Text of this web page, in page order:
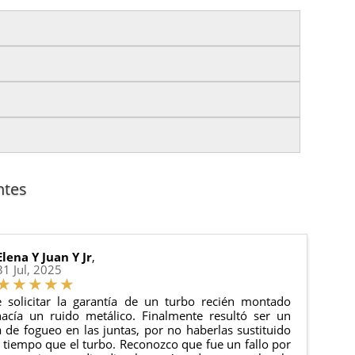
generales
del pedido para que puedas localizar tu paquete
de tu pedido.
Y Juan Y Jr,
Jul, 2025
solicitar la garantía de un turbo recién montado
un ruido metálico. Finalmente resultó ser un
de fogueo en las juntas, por no haberlas sustituido
que el turbo. Reconozco que fue un fallo por